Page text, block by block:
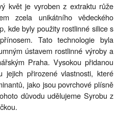
květ je vyroben z extraktu růže
zcela unikátního vědeckého
kde byly použity rostlinné silice s
Tato technologie byla
ústavem rostlinné výroby a
Praha. Vysokou přidanou
jejich přirozené vlastnosti, které
jako jsou povrchové plísně
důvodu udělujeme Syrobu z